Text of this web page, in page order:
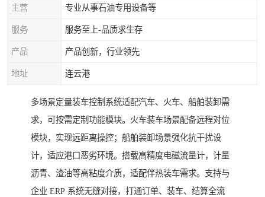
主营 专业从事石油专用设备等
服务 服务至上-品质求生存
产品 产品创新，行业领先
地址 连云港
多场景定量装车控制系统适配汽车、火车、船舶装卸需
求，可按需定制功能模块。火车装车场景配备远程对位
模块，实现远距离操控；船舶装卸场景强化抗干扰设
计，适应港口恶劣环境。搭载高精度电磁流量计，计量
沥青、渣油等高粘度介质，适配伴热装车需求。支持与
企业 ERP 系统无缝对接，打通订单、装车、结算全流